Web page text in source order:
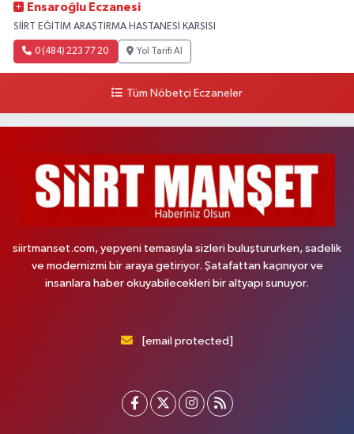
Ensaroğlu Eczanesi
SİİRT EĞİTİM ARAŞTIRMA HASTANESİ KARŞISI
0 (484) 223 77 20 Yol Tarifi Al
Tüm Nöbetçi Eczaneler
siirtmanset.com, yepyeni temasıyla sizleri buluştururken, sadelik
ve modernizmi bir araya getiriyor. Şatafattan kaçınıyor ve
insanlara haber okuyabilecekleri bir altyapı sunuyor.
[email protected]